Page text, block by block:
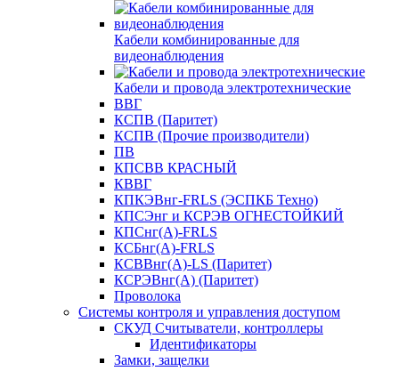
Кабели комбинированные для
видеонаблюдения
Кабели и провода электротехнические
ВВГ
КСПВ (Паритет)
КСПВ (Прочие производители)
ПВ
КПСВВ КРАСНЫЙ
КВВГ
КПКЭВнг-FRLS (ЭСПКБ Техно)
КПСЭнг и КСРЭВ ОГНЕСТОЙКИЙ
КПСнг(А)-FRLS
КСБнг(А)-FRLS
КСВВнг(А)-LS (Паритет)
КСРЭВнг(А) (Паритет)
Проволока
Системы контроля и управления доступом
СКУД Считыватели, контроллеры
Идентификаторы
Замки, защелки